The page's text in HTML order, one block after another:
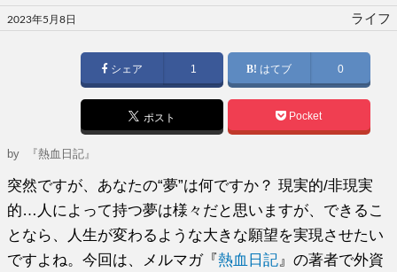
投
稿
2023年5月8日 ライフ
シェア 1 はてブ 0
ポスト Pocket
by 『熱血日記』
突然ですが、あなたの“夢”は何ですか？ 現実的/非現実
的…人によって持つ夢は様々だと思いますが、できるこ
となら、人生が変わるような大きな願望を実現させたい
ですよね。今回は、メルマガ『熱血日記 』の著者で外資